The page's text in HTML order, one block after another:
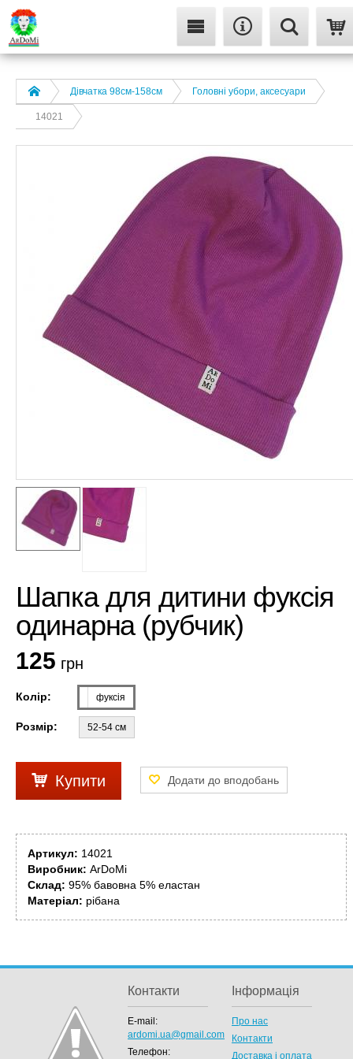
Дівчатка 98cм-158см Головні убори, аксесуари
14021
Шапка для дитини фуксія
одинарна (рубчик)
125 грн
Колір: фуксія
Розмір: 52-54 см
Купити
Артикул: 14021
Виробник: ArDoMi
Склад: 95% бавовна 5% еластан
Матеріал: рібана
Контакти
E-mail:
ardomi.ua@gmail.com
Телефон:
Інформація
Про нас
Контакти
Доставка і оплата